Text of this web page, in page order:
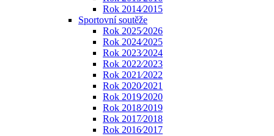
Rok 2014⁄2015
Sportovní soutěže
Rok 2025⁄2026
Rok 2024⁄2025
Rok 2023⁄2024
Rok 2022⁄2023
Rok 2021⁄2022
Rok 2020⁄2021
Rok 2019⁄2020
Rok 2018⁄2019
Rok 2017⁄2018
Rok 2016⁄2017